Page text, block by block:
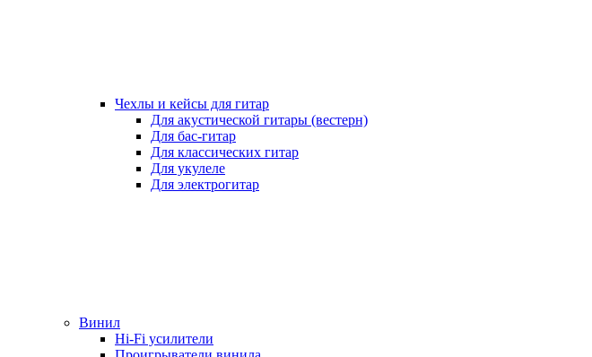
Чехлы и кейсы для гитар
Для акустической гитары (вестерн)
Для бас-гитар
Для классических гитар
Для укулеле
Для электрогитар
Винил
Hi-Fi усилители